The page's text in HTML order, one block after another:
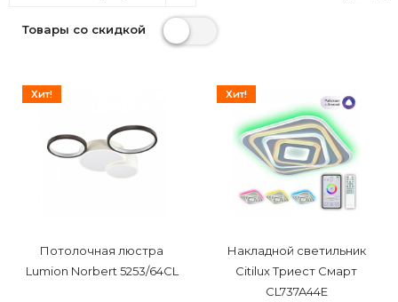
Товары со скидкой
Хит!
Потолочная люстра
Lumion Norbert 5253/64CL
Хит!
Накладной светильник
Citilux Триест Смарт
CL737A44E